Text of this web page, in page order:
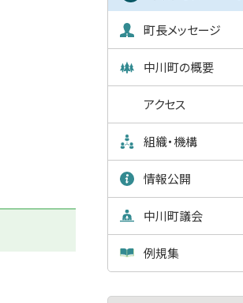
町長メッセージ
中川町の概要
アクセス
組織・機構
情報公開
中川町議会
例規集